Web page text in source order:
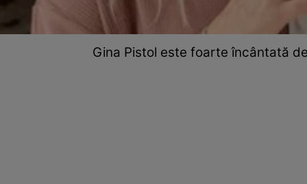
Gina Pistol este foarte încântată